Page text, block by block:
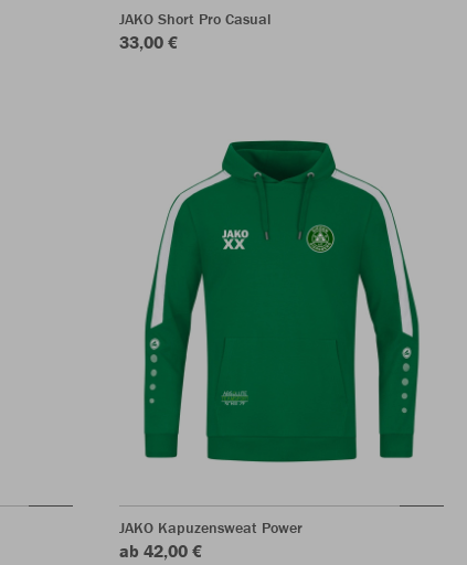
JAKO Short Pro Casual
33,00 €
JAKO Kapuzensweat Power
ab 42,00 €